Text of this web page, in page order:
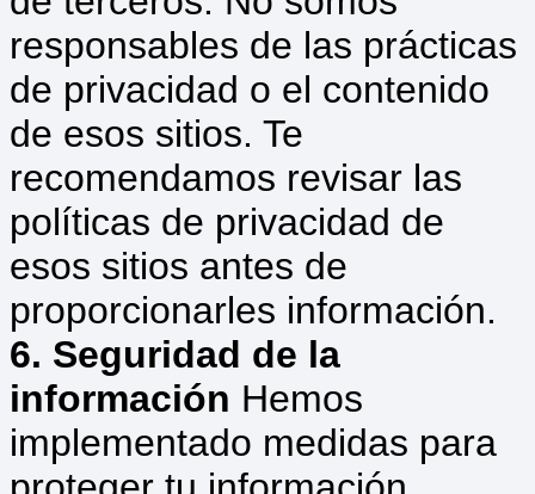
responsables de las prácticas
de privacidad o el contenido
de esos sitios. Te
recomendamos revisar las
políticas de privacidad de
esos sitios antes de
proporcionarles información.
6. Seguridad de la
información Hemos
implementado medidas para